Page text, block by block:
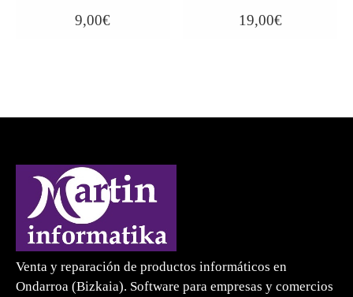
9,00€
19,00€
Venta y reparación de productos informáticos en
Ondarroa (Bizkaia). Software para empresas y comercios